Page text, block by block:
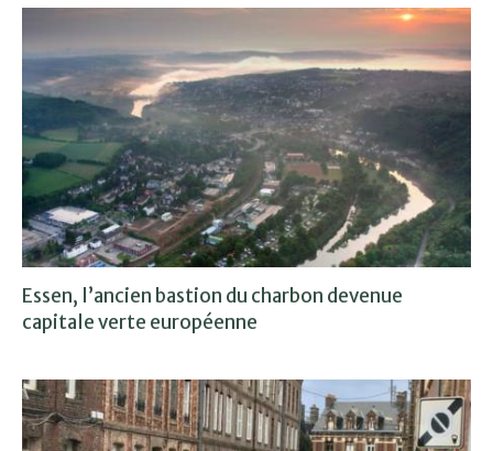
Essen, l’ancien bastion du charbon devenue
capitale verte européenne